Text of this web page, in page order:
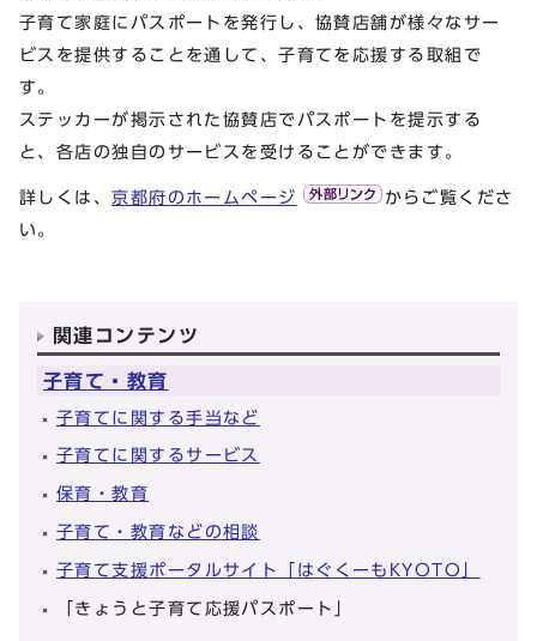
子育て家庭にパスポートを発行し、協賛店舗が様々なサー
ビスを提供することを通して、子育てを応援する取組で
す。
ステッカーが掲示された協賛店でパスポートを提示する
と、各店の独自のサービスを受けることができます。
詳しくは、京都府のホームページ
からご覧くださ
い。
関連コンテンツ
子育て・教育
子育てに関する手当など
子育てに関するサービス
保育・教育
子育て・教育などの相談
子育て支援ポータルサイト「はぐくーもKYOTO」
「きょうと子育て応援パスポート」